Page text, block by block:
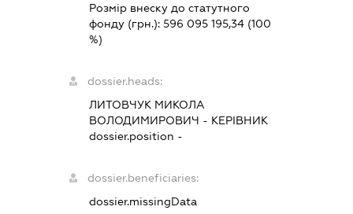
Розмір внеску до статутного
фонду (грн.):596 095 195,34 (100
%)
dossier.heads:
ЛИТОВЧУК МИКОЛА
ВОЛОДИМИРОВИЧ - КЕРІВНИК
dossier.position -
dossier.beneficiaries:
dossier.missingData